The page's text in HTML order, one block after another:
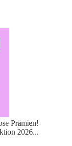
Prämien!
2026...